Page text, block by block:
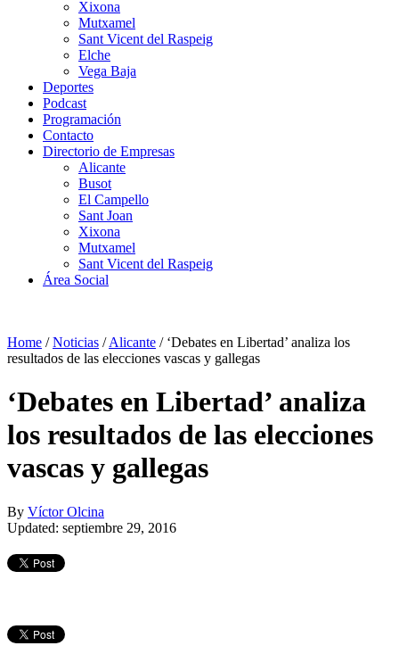
Xixona
Mutxamel
Sant Vicent del Raspeig
Elche
Vega Baja
Deportes
Podcast
Programación
Contacto
Directorio de Empresas
Alicante
Busot
El Campello
Sant Joan
Xixona
Mutxamel
Sant Vicent del Raspeig
Área Social
Home /Noticias /Alicante / ‘Debates en Libertad’ analiza los
resultados de las elecciones vascas y gallegas
‘Debates en Libertad’ analiza
los resultados de las elecciones
vascas y gallegas
By Víctor Olcina
Updated: septiembre 29, 2016